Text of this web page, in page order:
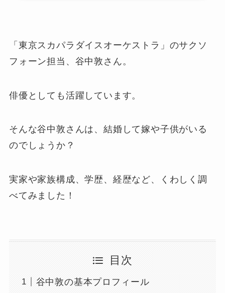
「東京スカパラダイスオーケストラ」のサクソ
フォーン担当、谷中敦さん。
俳優としても活躍しています。
そんな谷中敦さんは、結婚して嫁や子供がいる
のでしょうか？
実家や家族構成、学歴、経歴など、くわしく調
べてみました！
目次
谷中敦の基本プロフィール